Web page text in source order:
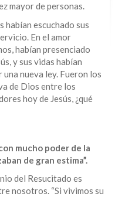
mayor de personas.
habían escuchado sus
En el amor
habían presenciado
y sus vidas habían
nueva ley. Fueron los
de Dios entre los
hoy de Jesús, ¿qué
mucho poder de la
de gran estima”.
del Resucitado es
nosotros. “Si vivimos su